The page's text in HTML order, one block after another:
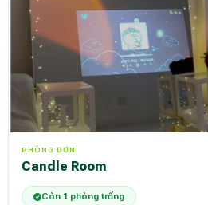
PHÒNG ĐƠN
Candle Room
Còn 1 phòng trống